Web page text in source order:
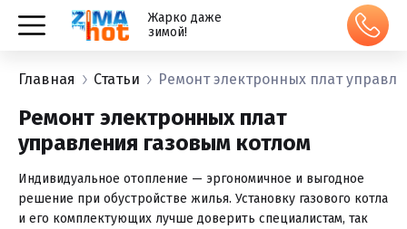
Жарко даже
зимой!
Главная Статьи Ремонт электронных плат
Ремонт электронных плат
управления газовым котлом
Индивидуальное отопление — эргономичное и выгодное
решение при обустройстве жилья. Установку газового котла
и его комплектующих лучше доверить специалистам, так